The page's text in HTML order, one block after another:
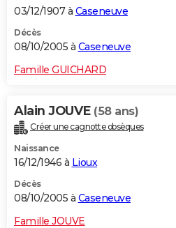
03/12/1907 à Caseneuve
Décès
08/10/2005 à Caseneuve
Famille GUICHARD
Alain JOUVE (58 ans)
Créer une cagnotte obsèques
Naissance
16/12/1946 à Lioux
Décès
08/10/2005 à Caseneuve
Famille JOUVE